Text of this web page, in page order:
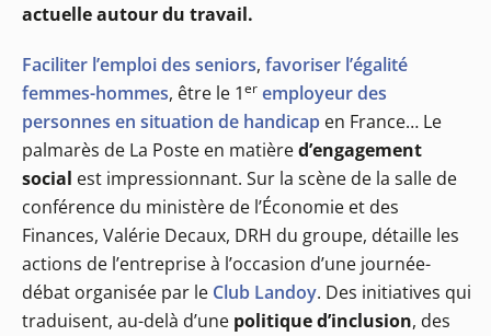
actuelle autour du travail.
Faciliter l’emploi des seniors, favoriser l’égalité
femmes-hommes, être le 1er employeur des
personnes en situation de handicap en France… Le
palmarès de La Poste en matièred’engagement
social est impressionnant. Sur la scène de la salle de
conférence du ministère de l’Économie et des
Finances, Valérie Decaux, DRH du groupe, détaille les
actions de l’entreprise à l’occasion d’une journée-
débat organisée par le Club Landoy. Des initiatives qui
traduisent, au-delà d’une politique d’inclusion, des